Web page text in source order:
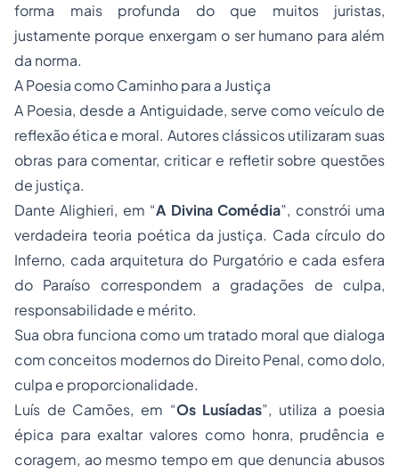
forma mais profunda do que muitos juristas,
justamente porque enxergam o ser humano para além
da norma.
A Poesia como Caminho para a Justiça
A Poesia, desde a Antiguidade, serve como veículo de
reflexão ética e moral. Autores clássicos utilizaram suas
obras para comentar, criticar e refletir sobre questões
de justiça.
Dante Alighieri, em “A Divina Comédia”, constrói uma
verdadeira teoria poética da justiça. Cada círculo do
Inferno, cada arquitetura do Purgatório e cada esfera
do Paraíso correspondem a gradações de culpa,
responsabilidade e mérito.
Sua obra funciona como um tratado moral que dialoga
com conceitos modernos do Direito Penal, como dolo,
culpa e proporcionalidade.
Luís de Camões, em “Os Lusíadas”, utiliza a poesia
épica para exaltar valores como honra, prudência e
coragem, ao mesmo tempo em que denuncia abusos